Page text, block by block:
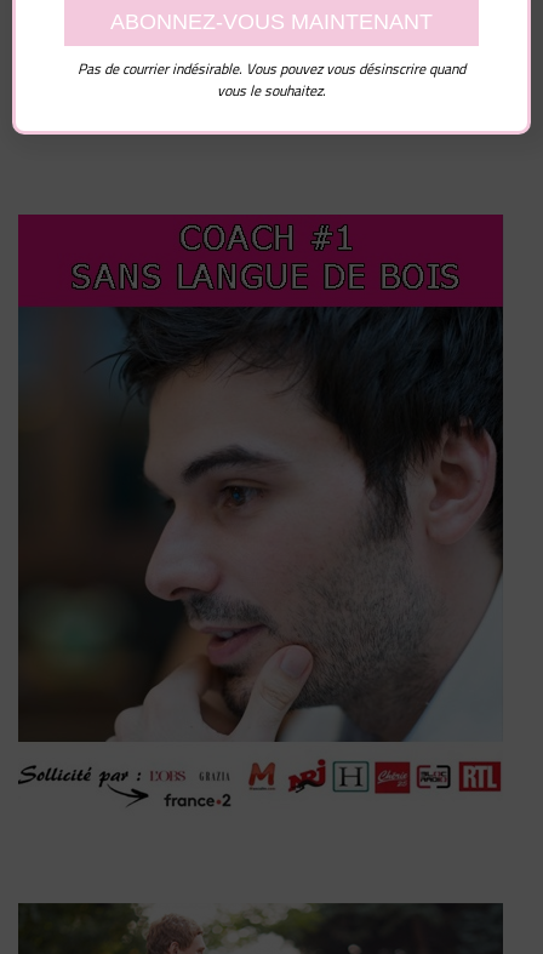
le navigateur pour mon prochain commentaire.
Pas de courrier indésirable. Vous pouvez vous désinscrire quand
vous le souhaitez.